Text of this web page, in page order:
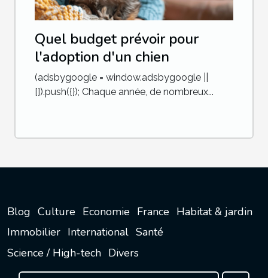
Quel budget prévoir pour
l'adoption d'un chien
(adsbygoogle = window.adsbygoogle ||
[]).push({}); Chaque année, de nombreux...
Blog Culture Economie France Habitat & jardin
Immobilier International Santé
Science / High-tech Divers